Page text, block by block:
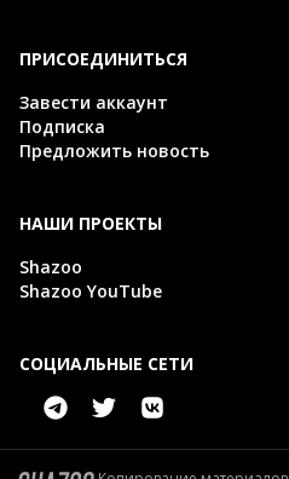
ПРИСОЕДИНИТЬСЯ
Завести аккаунт
Подписка
Предложить новость
НАШИ ПРОЕКТЫ
Shazoo
Shazoo YouTube
СОЦИАЛЬНЫЕ СЕТИ